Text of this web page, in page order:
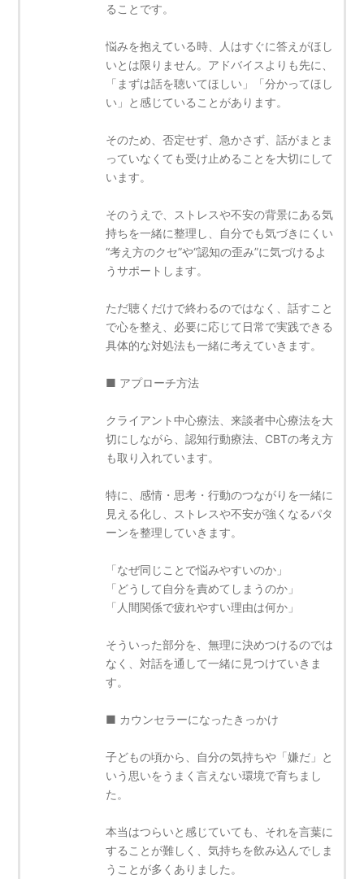
ることです。
悩みを抱えている時、人はすぐに答えがほし
いとは限りません。アドバイスよりも先に、
「まずは話を聴いてほしい」「分かってほし
い」と感じていることがあります。
そのため、否定せず、急かさず、話がまとま
っていなくても受け止めることを大切にして
います。
そのうえで、ストレスや不安の背景にある気
持ちを一緒に整理し、自分でも気づきにくい
“考え方のクセ”や“認知の歪み”に気づけるよ
うサポートします。
ただ聴くだけで終わるのではなく、話すこと
で心を整え、必要に応じて日常で実践できる
具体的な対処法も一緒に考えていきます。
■ アプローチ方法
クライアント中心療法、来談者中心療法を大
切にしながら、認知行動療法、CBTの考え方
も取り入れています。
特に、感情・思考・行動のつながりを一緒に
見える化し、ストレスや不安が強くなるパタ
ーンを整理していきます。
「なぜ同じことで悩みやすいのか」
「どうして自分を責めてしまうのか」
「人間関係で疲れやすい理由は何か」
そういった部分を、無理に決めつけるのでは
なく、対話を通して一緒に見つけていきま
す。
■ カウンセラーになったきっかけ
子どもの頃から、自分の気持ちや「嫌だ」と
いう思いをうまく言えない環境で育ちまし
た。
本当はつらいと感じていても、それを言葉に
することが難しく、気持ちを飲み込んでしま
うことが多くありました。